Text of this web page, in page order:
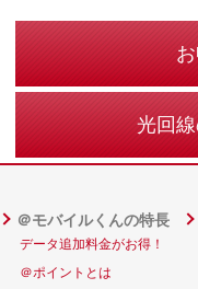
光回
＠モバイルくんの特長
データ追加料金がお得！
＠ポイントとは